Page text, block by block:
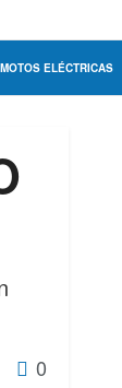
MOTOS ELÉCTRICAS
0